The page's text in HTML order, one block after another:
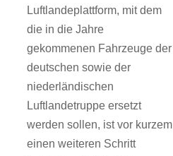
Luftlandeplattform, mit dem
die in die Jahre
gekommenen Fahrzeuge der
deutschen sowie der
niederländischen
Luftlandetruppe ersetzt
werden sollen, ist vor kurzem
einen weiteren Schritt